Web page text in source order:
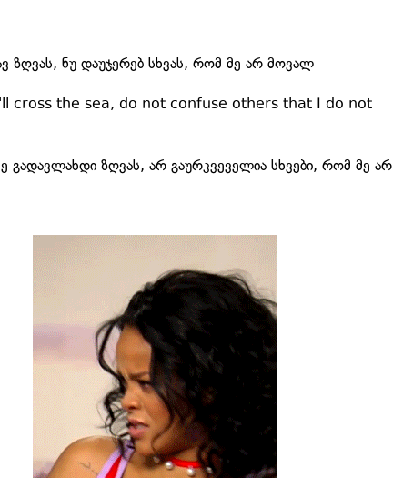
ზღვას, ნუ დაუჯერებ სხვას, რომ მე არ მოვალ
cross the sea, do not confuse others that I do not
გადავლახდი ზღვას, არ გაურკვეველია სხვები, რომ მე არ